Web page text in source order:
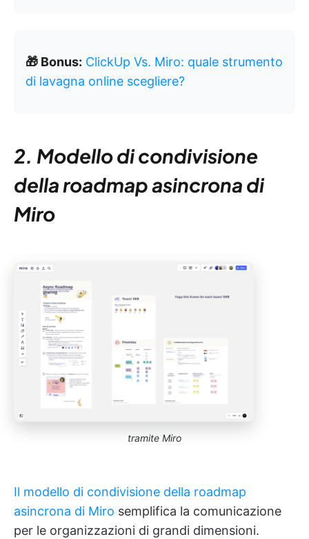
🎁 Bonus: ClickUp Vs. Miro: quale strumento
di lavagna online scegliere?
2. Modello di condivisione
della roadmap asincrona di
Miro
tramite Miro
Il modello di condivisione della roadmap
asincrona di Miro semplifica la comunicazione
per le organizzazioni di grandi dimensioni.